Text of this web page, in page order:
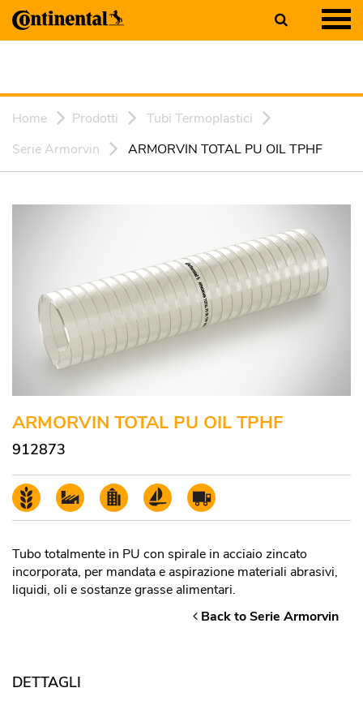
Home Prodotti
Tubi Termoplastici
Serie Armorvin
ARMORVIN TOTAL PU OIL TPHF
ARMORVIN TOTAL PU OIL TPHF
912873
Tubo totalmente in PU con spirale in acciaio zincato
incorporata, per mandata e aspirazione materiali abrasivi,
liquidi, oli e sostanze grasse alimentari.
Back to Serie Armorvin
DETTAGLI